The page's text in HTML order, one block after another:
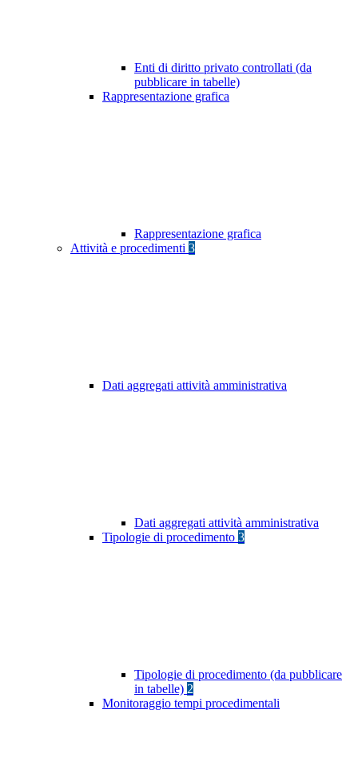
Enti di diritto privato controllati (da
pubblicare in tabelle)
Rappresentazione grafica
Rappresentazione grafica
Attività e procedimenti 3
Dati aggregati attività amministrativa
Dati aggregati attività amministrativa
Tipologie di procedimento 3
Tipologie di procedimento (da pubblicare
in tabelle) 2
Monitoraggio tempi procedimentali